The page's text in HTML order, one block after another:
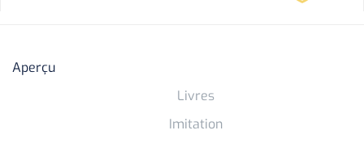
Aperçu
Livres
Imitation